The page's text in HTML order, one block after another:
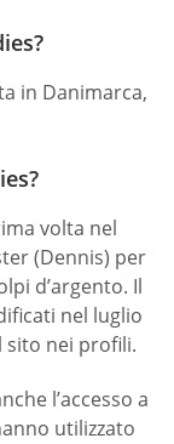
in Danimarca,
volta nel
(Dennis) per
d’argento. Il
nel luglio
sito nei profili.
l’accesso a
utilizzato